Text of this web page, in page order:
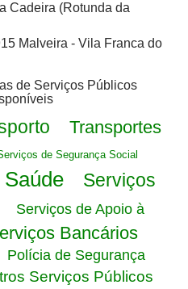
Cadeira (Rotunda da
Malveira - Vila Franca do
de Serviços Públicos
Transportes
de Segurança Social
Serviços
Serviços de Apoio à
Bancários
Polícia de Segurança
Serviços Públicos